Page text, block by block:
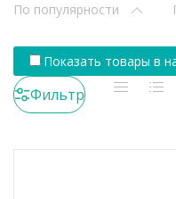
По популярности
Показать товары в
Фильтр